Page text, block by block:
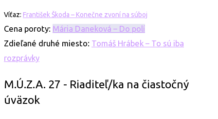
Víťaz: František Škoda – Konečne zvoní na súboj
Cena poroty: Mária Daneková – Do polí
Zdieľané druhé miesto: Tomáš Hrábek – To sú iba
rozprávky
M.Ú.Z.A. 27 - Riaditeľ/ka na čiastočný
úväzok